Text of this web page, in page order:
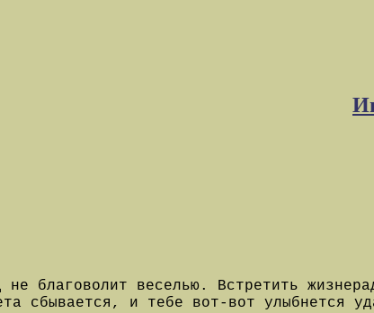
не благоволит веселью. Встретить
сбывается, и тебе вот-вот улыбнется